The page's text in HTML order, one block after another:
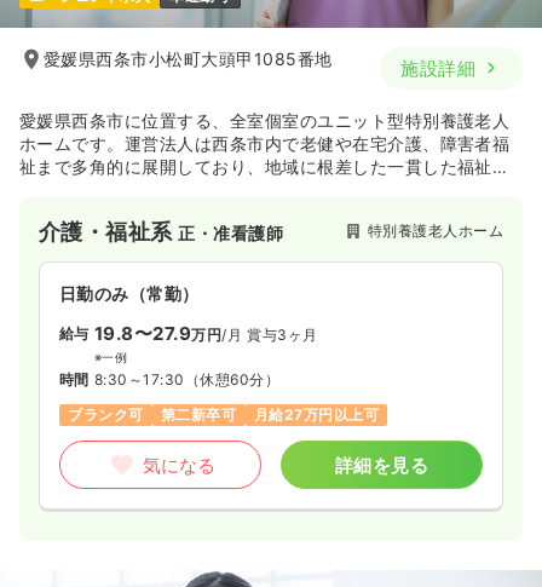
愛媛県西条市小松町大頭甲1085番地 施設詳細
愛媛県西条市に位置する、全室個室のユニット型特別養護老人
ホームです。運営法人は西条市内で老健や在宅介護、障害者福
祉まで多角的に展開しており、地域に根差した一貫した福祉サ
介護・福祉系正・准看護師 特別養護老人ホーム
日勤のみ（常勤）
給与 19.8〜27.9万円/月 賞与3ヶ月
※一例
時間 8:30～17:30 （休憩60分）
ブランク可
第二新卒可 月給27万円以上可
気になる 詳細を見る